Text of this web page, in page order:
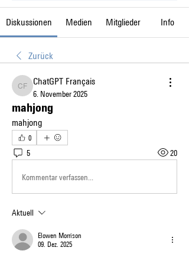
Diskussionen Medien Mitglieder Info
Zurück
ChatGPT Français
ChatGPT Français
6. November 2025
mahjong
mahjong
0
5 20
Kommentar verfassen...
Aktuell
Elowen Morrison
09. Dez. 2025